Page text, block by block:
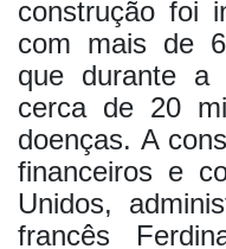
construção foi
com mais de
que durante a
cerca de 20
doenças. A
financeiros e
Unidos,
francês